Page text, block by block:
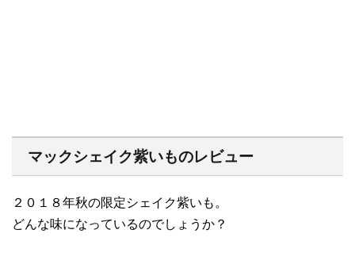
マックシェイク紫いものレビュー
２０１８年秋の限定シェイク紫いも。
どんな味になっているのでしょうか？